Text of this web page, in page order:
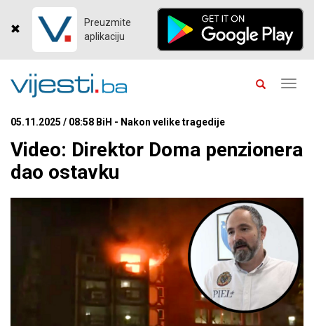
Preuzmite
aplikaciju
05.11.2025 / 08:58 BiH - Nakon velike tragedije
Video: Direktor Doma penzionera
dao ostavku